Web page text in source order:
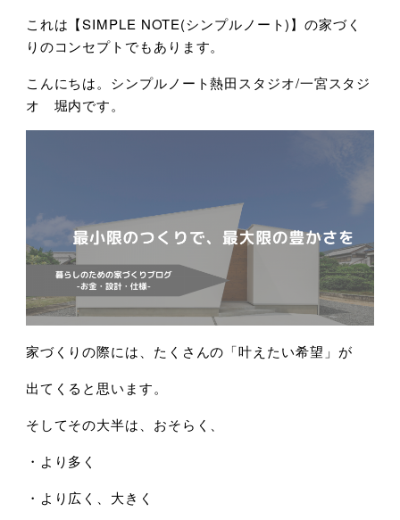
これは【SIMPLE NOTE(シンプルノート)】の家づく
りのコンセプトでもあります。
こんにちは。シンプルノート熱田スタジオ/一宮スタジ
オ 堀内です。
家づくりの際には、たくさんの「叶えたい希望」が
出てくると思います。
そしてその大半は、おそらく、
・より多く
・より広く、大きく